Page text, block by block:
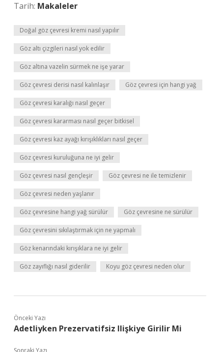
Tarih: Makaleler
Doğal göz çevresi kremi nasıl yapılır
Göz altı çizgileri nasıl yok edilir
Göz altına vazelin sürmek ne işe yarar
Göz çevresi derisi nasıl kalınlaşır Göz çevresi için hangi yağ
Göz çevresi karalığı nasıl geçer
Göz çevresi kararması nasıl geçer bitkisel
Göz çevresi kaz ayağı kırışıklıkları nasıl geçer
Göz çevresi kuruluğuna ne iyi gelir
Göz çevresi nasıl gençleşir Göz çevresi ne ile temizlenir
Göz çevresi neden yaşlanır
Göz çevresine hangi yağ sürülür Göz çevresine ne sürülür
Göz çevresini sıkılaştırmak için ne yapmalı
Göz kenarındaki kırışıklara ne iyi gelir
Göz zayıflığı nasıl giderilir Koyu göz çevresi neden olur
Önceki Yazı
Adetliyken Prezervatifsiz Ilişkiye Girilir Mi
Sonraki Yazı